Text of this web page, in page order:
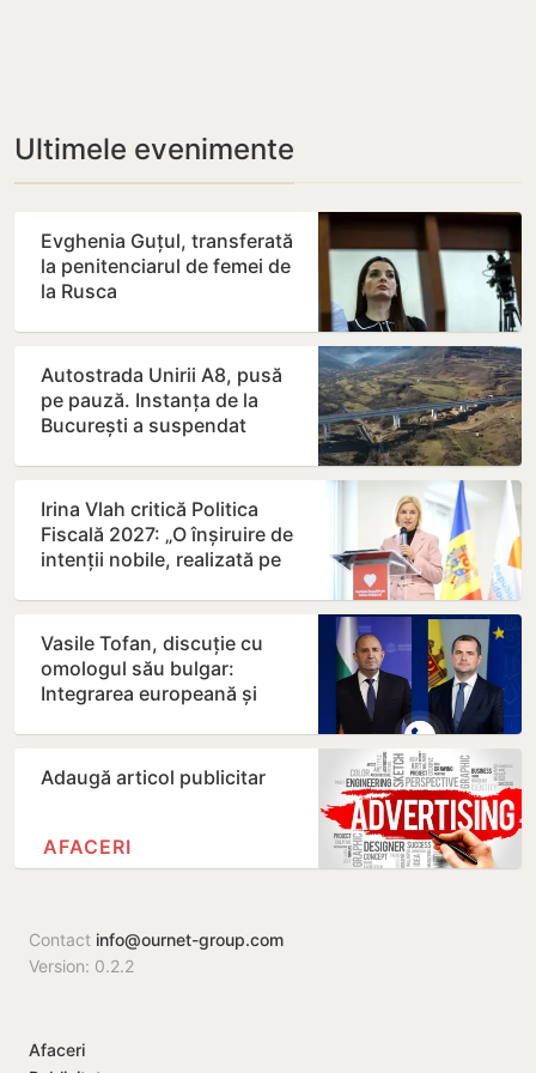
Ultimele evenimente
Evghenia Guțul, transferată
la penitenciarul de femei de
la Rusca
Autostrada Unirii A8, pusă
pe pauză. Instanța de la
București a suspendat
Irina Vlah critică Politica
Fiscală 2027: „O înșiruire de
intenții nobile, realizată pe
Vasile Tofan, discuție cu
omologul său bulgar:
Integrarea europeană și
Adaugă articol publicitar
AFACERI
Contact info@ournet-group.com
Version: 0.2.2
Afaceri